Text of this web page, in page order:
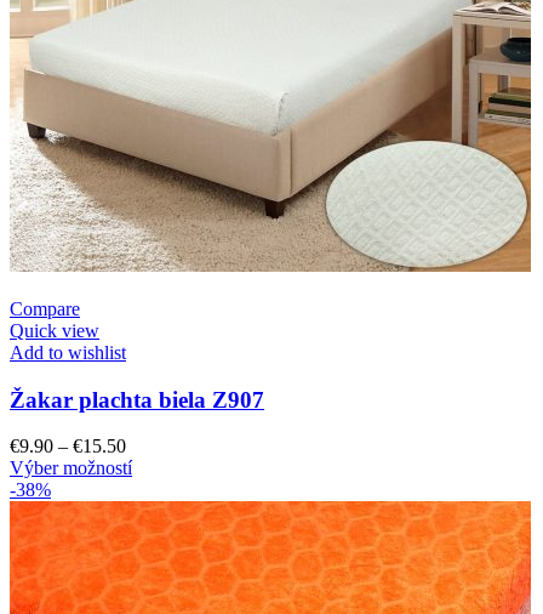
Compare
Quick view
Add to wishlist
Žakar plachta biela Z907
€9.90 – €15.50Price
range:
through
€15.50
Výber možnostíTento
má
viacero
variantov.
Možnosti
si
-38%